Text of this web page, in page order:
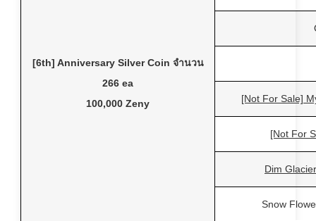
[6th] Anniversary Silver Coin จำนวน
266 ea
100,000 Zeny
[Not For Sale]
[Not For
Dim
Snow